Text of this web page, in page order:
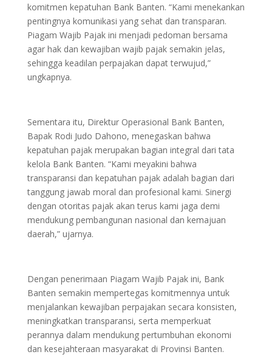
komitmen kepatuhan Bank Banten. “Kami menekankan
pentingnya komunikasi yang sehat dan transparan.
Piagam Wajib Pajak ini menjadi pedoman bersama
agar hak dan kewajiban wajib pajak semakin jelas,
sehingga keadilan perpajakan dapat terwujud,”
ungkapnya.
Sementara itu, Direktur Operasional Bank Banten,
Bapak Rodi Judo Dahono, menegaskan bahwa
kepatuhan pajak merupakan bagian integral dari tata
kelola Bank Banten. “Kami meyakini bahwa
transparansi dan kepatuhan pajak adalah bagian dari
tanggung jawab moral dan profesional kami. Sinergi
dengan otoritas pajak akan terus kami jaga demi
mendukung pembangunan nasional dan kemajuan
daerah,” ujarnya.
Dengan penerimaan Piagam Wajib Pajak ini, Bank
Banten semakin mempertegas komitmennya untuk
menjalankan kewajiban perpajakan secara konsisten,
meningkatkan transparansi, serta memperkuat
perannya dalam mendukung pertumbuhan ekonomi
dan kesejahteraan masyarakat di Provinsi Banten.